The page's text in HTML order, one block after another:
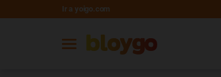
Ir a yoigo.com